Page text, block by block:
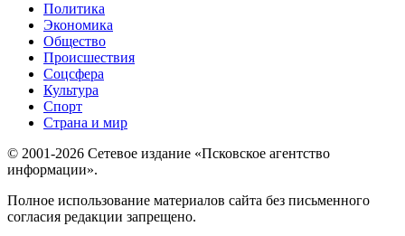
Политика
Экономика
Общество
Происшествия
Соцсфера
Культура
Спорт
Страна и мир
© 2001-2026 Сетевое издание «Псковское агентство
информации».
Полное использование материалов сайта без письменного
согласия редакции запрещено.